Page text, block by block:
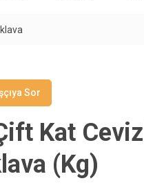
Sor
Kat
(Kg)